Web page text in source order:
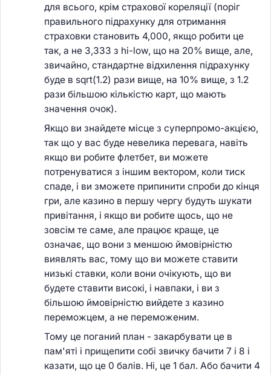
для всього, крім страхової кореляції (поріг
правильного підрахунку для отримання
страховки становить 4,000, якщо робити це
так, а не 3,333 з hi-low, що на 20% вище, але,
звичайно, стандартне відхилення підрахунку
буде в sqrt(1.2) рази вище, на 10% вище, з 1.2
рази більшою кількістю карт, що мають
значення очок).
Якщо ви знайдете місце з суперпромо-акцією,
так що у вас буде невелика перевага, навіть
якщо ви робите флетбет, ви можете
потренуватися з іншим вектором, коли тиск
спаде, і ви зможете припинити спроби до кінця
гри, але казино в першу чергу будуть шукати
привітання, і якщо ви робите щось, що не
зовсім те саме, але працює краще, це
означає, що вони з меншою ймовірністю
виявлять вас, тому що ви можете ставити
низькі ставки, коли вони очікують, що ви
будете ставити високі, і навпаки, і ви з
більшою ймовірністю вийдете з казино
переможцем, а не переможеним.
Тому це поганий план - закарбувати це в
пам'яті і прищепити собі звичку бачити 7 і 8 і
казати, що це 0 балів. Ні, це 1 бал. Або бачити 4